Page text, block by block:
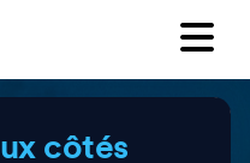
côtés
newsletter?